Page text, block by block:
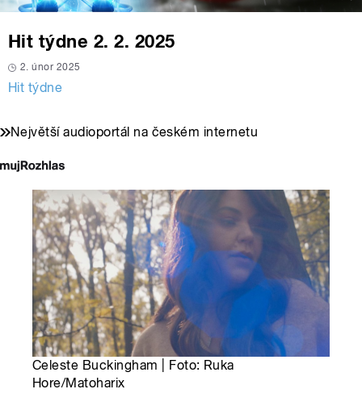
Hit týdne 2. 2. 2025
2. únor 2025
Hit týdne
Největší audioportál na českém internetu
Celeste Buckingham | Foto: Ruka
Hore/Matoharix